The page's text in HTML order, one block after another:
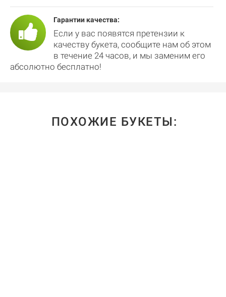
Гарантии качества:
Если у вас появятся претензии к
качеству букета, сообщите нам об этом
в течение 24 часов, и мы заменим его
абсолютно бесплатно!
ПОХОЖИЕ БУКЕТЫ: